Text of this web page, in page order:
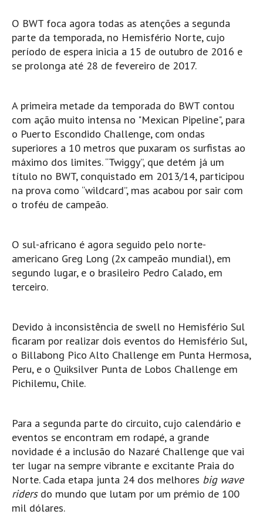
Pedras do Corgo - Melanina HD
Cabo do Mundo HD
Leça - L'Kodak (Aterro) HD
Matosinhos HD
Matosinhos - Vagas Bar HD
Cabedelo do Porto
Espinho HD
Espinho vista aérea HD
Espinho - Silvalde HD
Cortegaça (Vila do Surf) HD
Cortegaça Onda Pontão HD
Praia da Barra Norte HD
Praia do Cabedelo HD
NAZARÉ
Nazaré panoramica praia norte
Nazaré HD
PENICHE
Peniche - Consolação Norte HD
Peniche Supertubos HD
SANTA CRUZ
Praia do Navio HD
ERICEIRA HD
O BWT foca agora todas as atenções a segunda
parte da temporada, no Hemisfério Norte, cujo
período de espera inicia a 15 de outubro de 2016 e
se prolonga até 28 de fevereiro de 2017.
A primeira metade da temporada do BWT contou
com ação muito intensa no "Mexican Pipeline", para
o Puerto Escondido Challenge, com ondas
superiores a 10 metros que puxaram os surfistas ao
máximo dos limites. “Twiggy”, que detém já um
título no BWT, conquistado em 2013/14, participou
na prova como “wildcard”, mas acabou por sair com
o troféu de campeão.
O sul-africano é agora seguido pelo norte-
americano Greg Long (2x campeão mundial), em
segundo lugar, e o brasileiro Pedro Calado, em
terceiro.
Devido à inconsistência de swell no Hemisfério Sul
ficaram por realizar dois eventos do Hemisfério Sul,
o Billabong Pico Alto Challenge em Punta Hermosa,
Peru, e o Quiksilver Punta de Lobos Challenge em
Pichilemu, Chile.
Para a segunda parte do circuito, cujo calendário e
eventos se encontram em rodapé, a grande
novidade é a inclusão do Nazaré Challenge que vai
ter lugar na sempre vibrante e excitante Praia do
Norte. Cada etapa junta 24 dos melhores big wave
ridersdo mundo que lutam por um prémio de 100
mil dólares.